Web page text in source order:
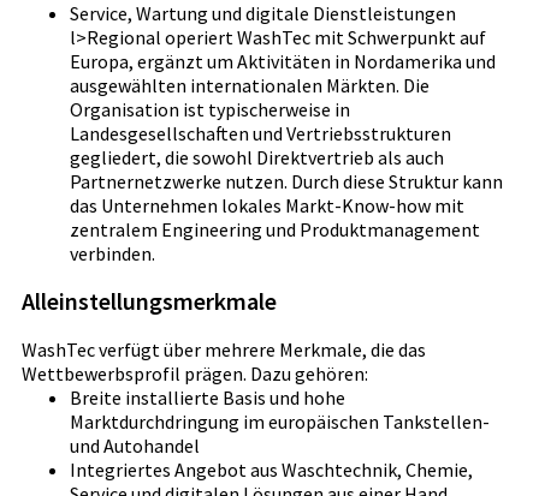
Service, Wartung und digitale Dienstleistungen
l>Regional operiert WashTec mit Schwerpunkt auf
Europa, ergänzt um Aktivitäten in Nordamerika und
ausgewählten internationalen Märkten. Die
Organisation ist typischerweise in
Landesgesellschaften und Vertriebsstrukturen
gegliedert, die sowohl Direktvertrieb als auch
Partnernetzwerke nutzen. Durch diese Struktur kann
das Unternehmen lokales Markt-Know-how mit
zentralem Engineering und Produktmanagement
verbinden.
Alleinstellungsmerkmale
WashTec verfügt über mehrere Merkmale, die das
Wettbewerbsprofil prägen. Dazu gehören:
Breite installierte Basis und hohe
Marktdurchdringung im europäischen Tankstellen-
und Autohandel
Integriertes Angebot aus Waschtechnik, Chemie,